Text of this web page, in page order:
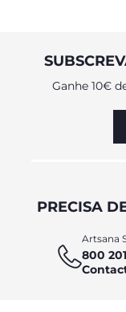
Ganhe 10€
PRECISA
Artsana
800